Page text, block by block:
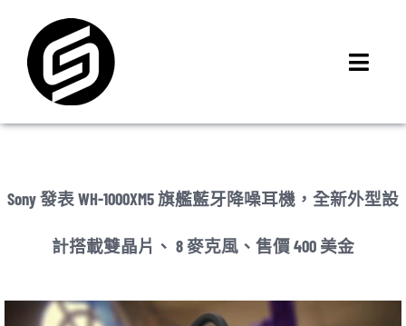
content
線上商城
MSI 舊換新
Sony 發表 WH-1000XM5 旗艦藍牙降噪耳機，全新外型設
計搭載雙晶片、 8 麥克風、售價 400 美金